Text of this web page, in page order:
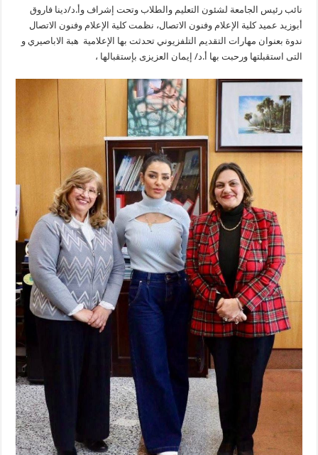
نائب رئيس الجامعة لشئون التعليم والطلاب وتحت إشراف وأ.د/دينا فاروق
أبوزيد عميد كلية الإعلام وفنون الاتصال، نظمت كلية الإعلام وفنون الاتصال
ندوة بعنوان مهارات التقديم التلفزيوني تحدثت بها الإعلامية هبة الاباصيري و
التى استقبلتها ورحبت بها أ.د/ إيمان العزيزى بإستقبالها ،